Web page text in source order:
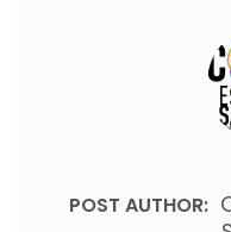
POST AUTHOR: